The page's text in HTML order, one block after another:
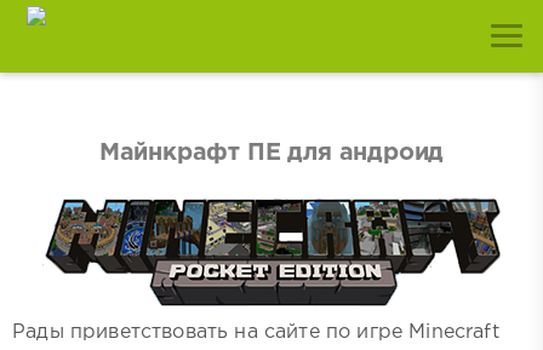
Майнкрафт ПЕ для андроид
Рады приветствовать на сайте по игре Minecraft